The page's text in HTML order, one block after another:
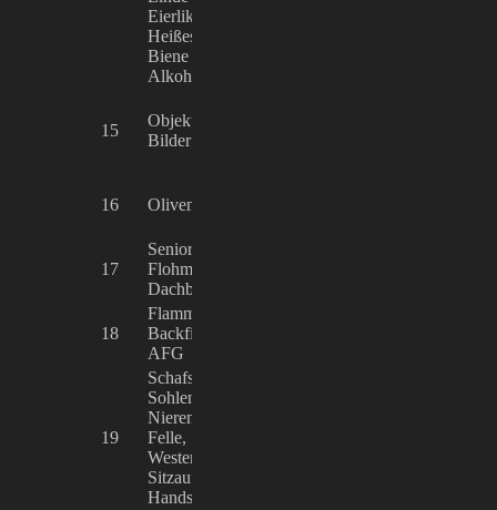
Eierlikör, Honigschnäpsle,
Heißes Wölkchen, Honiglikör,
Biene Maja für Kinder (ohne
Alkohol), Honigmilch
15
Objektschmuck, Skulpturen,
Bilder
16 Olivenholz-Produkte
17
Seniorenhandarbeiten,
Flohmarkt – Feines von Omas
Dachboden
18
Flammlachs, Fish&Chips,
Backfisch, Calamari, Garnelen,
AFG
19
Schafschurwollprodukte:
Sohlen, Pantoffel, Stiefel,Kissen,
Nierenwärmer, Baby-Lamm-
Felle, Schuhe, Decken.
Westen, Nackenrollen,
Sitzauflagen, Ballerinas,
Handschuhe